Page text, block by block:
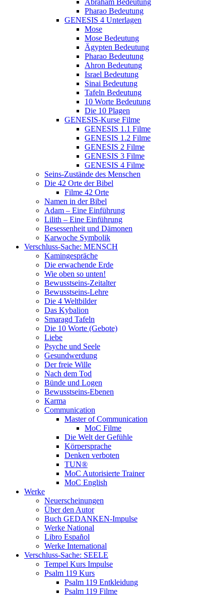
Pharao Bedeutung
GENESIS 4 Unterlagen
Mose
Mose Bedeutung
Ägypten Bedeutung
Pharao Bedeutung
Ahron Bedeutung
Israel Bedeutung
Sinai Bedeutung
Tafeln Bedeutung
10 Worte Bedeutung
Die 10 Plagen
GENESIS-Kurse Filme
GENESIS 1.1 Filme
GENESIS 1.2 Filme
GENESIS 2 Filme
GENESIS 3 Filme
GENESIS 4 Filme
Seins-Zustände des Menschen
Die 42 Orte der Bibel
Filme 42 Orte
Namen in der Bibel
Adam – Eine Einführung
Lilith – Eine Einführung
Besessenheit und Dämonen
Karwoche Symbolik
Verschluss-Sache: MENSCH
Kamingespräche
Die erwachende Erde
Wie oben so unten!
Bewusstseins-Zeitalter
Bewusstseins-Lehre
Die 4 Weltbilder
Das Kybalion
Smaragd Tafeln
Die 10 Worte (Gebote)
Liebe
Psyche und Seele
Gesundwerdung
Der freie Wille
Nach dem Tod
Bünde und Logen
Bewusstseins-Ebenen
Karma
Communication
Master of Communication
MoC Filme
Die Welt der Gefühle
Körpersprache
Denken verboten
TUN®
MoC Autorisierte Trainer
MoC English
Werke
Neuerscheinungen
Über den Autor
Buch GEDANKEN-Impulse
Werke National
Libro Español
Werke International
Verschluss-Sache: SEELE
Tempel Kurs Impulse
Psalm 119 Kurs
Psalm 119 Entkleidung
Psalm 119 Filme